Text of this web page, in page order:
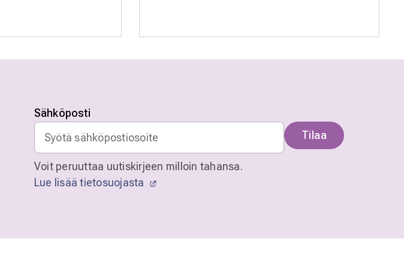
Sähköposti
Tilaa
Voit peruuttaa uutiskirjeen milloin tahansa.
Lue lisää tietosuojasta